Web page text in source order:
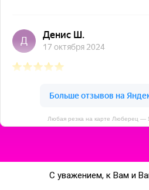
Любая резка на карте Люберец —
С уважением, к Вам и